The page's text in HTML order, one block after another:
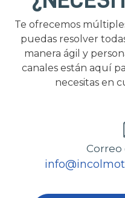
Te ofrecemos
puedas resolver
manera ágil y
canales están aquí
necesitas en